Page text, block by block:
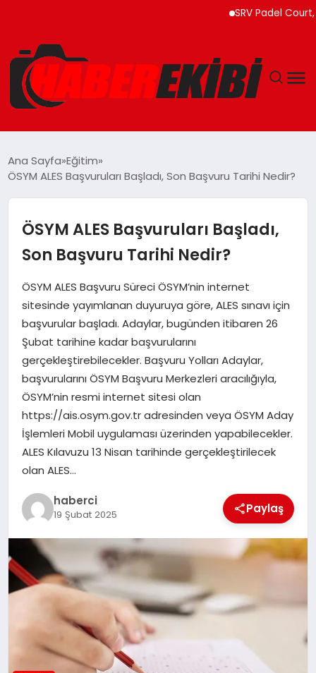
SRV Padel Court, 24
EĞITIM
EKONOMI
SAĞLIK
SPOR
TEKNOLOJI
YAŞAM
Ana Sayfa Eğitim
ÖSYM ALES Başvuruları Başladı, Son Başvuru Tarihi Nedir?
ÖSYM ALES Başvuruları Başladı,
Son Başvuru Tarihi Nedir?
ÖSYM ALES Başvuru Süreci ÖSYM’nin internet
sitesinde yayımlanan duyuruya göre, ALES sınavı için
başvurular başladı. Adaylar, bugünden itibaren 26
Şubat tarihine kadar başvurularını
gerçekleştirebilecekler. Başvuru Yolları Adaylar,
başvurularını ÖSYM Başvuru Merkezleri aracılığıyla,
ÖSYM’nin resmi internet sitesi olan
https://ais.osym.gov.tr adresinden veya ÖSYM Aday
İşlemleri Mobil uygulaması üzerinden yapabilecekler.
ALES Kılavuzu 13 Nisan tarihinde gerçekleştirilecek
olan ALES…
haberci
19 Şubat 2025 Paylaş